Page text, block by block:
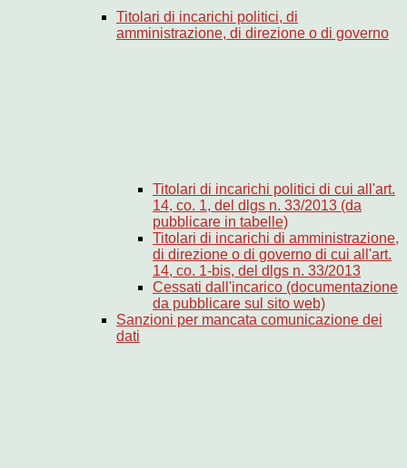
Titolari di incarichi politici, di
amministrazione, di direzione o di governo
Titolari di incarichi politici di cui all'art.
14, co. 1, del dlgs n. 33/2013 (da
pubblicare in tabelle)
Titolari di incarichi di amministrazione,
di direzione o di governo di cui all'art.
14, co. 1-bis, del dlgs n. 33/2013
Cessati dall'incarico (documentazione
da pubblicare sul sito web)
Sanzioni per mancata comunicazione dei
dati